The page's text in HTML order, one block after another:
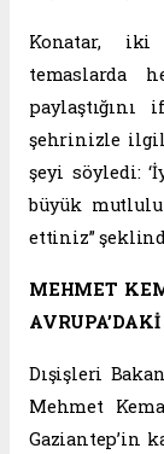
Konatar, iki
temaslarda
paylaştığını
şehrinizle
şeyi söyledi:
büyük
ettiniz”
MEHMET
Dışişleri
Mehmet
Gaziantep’in